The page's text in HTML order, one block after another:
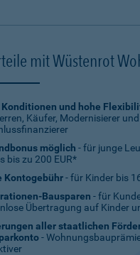
mit Wüstenrot
Konditionen und hohe
Käufer, Modernisierer und
möglich - für junge
bis zu 200 EUR*
Kontogebühr- für Kinder bis
Bausparen - für
Übertragung auf Kinder
aller staatlichen
-